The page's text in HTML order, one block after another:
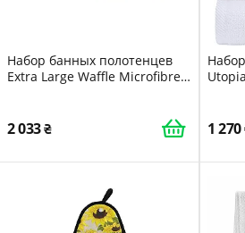
Набор банных полотенцев
Extra Large Waffle Microfibre
2 033 1 270